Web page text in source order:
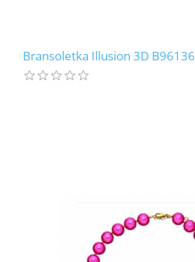
Bransoletka Illusion 3D B96136